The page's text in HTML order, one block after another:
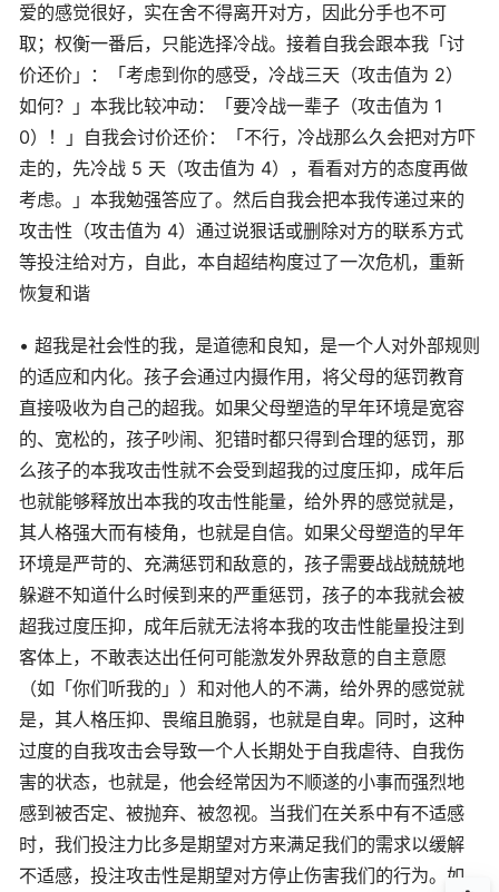
爱的感觉很好，实在舍不得离开对方，因此分手也不可
取；权衡一番后，只能选择冷战。接着自我会跟本我「讨
价还价」：「考虑到你的感受，冷战三天（攻击值为 2）
如何？」本我比较冲动：「要冷战一辈子（攻击值为 1
0）！」自我会讨价还价：「不行，冷战那么久会把对方吓
走的，先冷战 5 天（攻击值为 4），看看对方的态度再做
考虑。」本我勉强答应了。然后自我会把本我传递过来的
攻击性（攻击值为 4）通过说狠话或删除对方的联系方式
等投注给对方，自此，本自超结构度过了一次危机，重新
恢复和谐
• 超我是社会性的我，是道德和良知，是一个人对外部规则
的适应和内化。孩子会通过内摄作用，将父母的惩罚教育
直接吸收为自己的超我。如果父母塑造的早年环境是宽容
的、宽松的，孩子吵闹、犯错时都只得到合理的惩罚，那
么孩子的本我攻击性就不会受到超我的过度压抑，成年后
也就能够释放出本我的攻击性能量，给外界的感觉就是，
其人格强大而有棱角，也就是自信。如果父母塑造的早年
环境是严苛的、充满惩罚和敌意的，孩子需要战战兢兢地
躲避不知道什么时候到来的严重惩罚，孩子的本我就会被
超我过度压抑，成年后就无法将本我的攻击性能量投注到
客体上，不敢表达出任何可能激发外界敌意的自主意愿
（如「你们听我的」）和对他人的不满，给外界的感觉就
是，其人格压抑、畏缩且脆弱，也就是自卑。同时，这种
过度的自我攻击会导致一个人长期处于自我虐待、自我伤
害的状态，也就是，他会经常因为不顺遂的小事而强烈地
感到被否定、被抛弃、被忽视。当我们在关系中有不适感
时，我们投注力比多是期望对方来满足我们的需求以缓解
不适感，投注攻击性是期望对方停止伤害我们的行为。如